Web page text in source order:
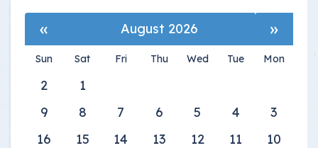
«
August 2026
»
Mon
Tue
Wed
Thu
Fri
Sat
Sun
1
2
3
4
5
6
7
8
9
10
11
12
13
14
15
16